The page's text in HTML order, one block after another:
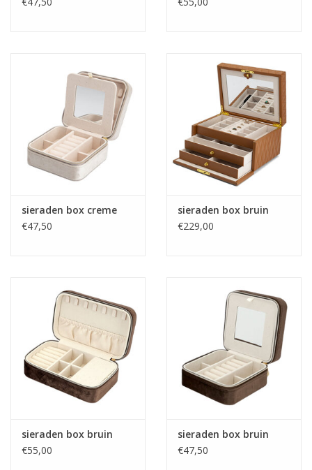
sieraden box creme
€47,50
sieraden box bruin
€229,00
sieraden box bruin
€55,00
sieraden box bruin
€47,50